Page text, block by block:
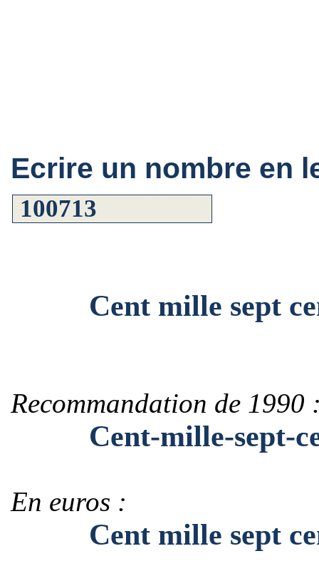
Ecrire un nombre en
Cent mille sept
Recommandation de 1990
Cent-mille-sept-
En euros :
Cent mille sept